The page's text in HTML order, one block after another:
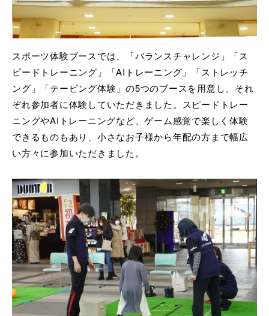
スポーツ体験ブースでは、「バランスチャレンジ」「ス
ピードトレーニング」「AIトレーニング」「ストレッチ
ング」「テーピング体験」の5つのブースを用意し、それ
ぞれ参加者に体験していただきました。スピードトレー
ニングやAIトレーニングなど、ゲーム感覚で楽しく体験
できるものもあり、小さなお子様から年配の方まで幅広
い方々に参加いただきました。